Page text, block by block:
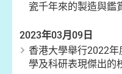
瓷千年來的製造與鑑
2023年03月09日
香港大學舉行2022
學及科研表現傑出的